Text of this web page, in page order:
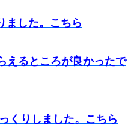
ました。こちら
えるところが良かったで
くりしました。こちら